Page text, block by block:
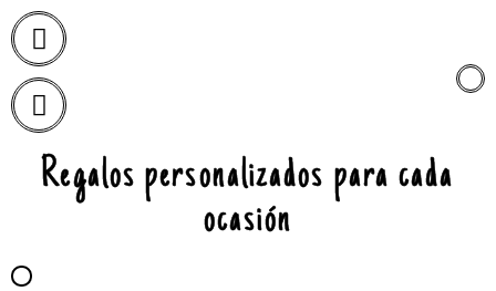
Regalos personalizados para cada
ocasión